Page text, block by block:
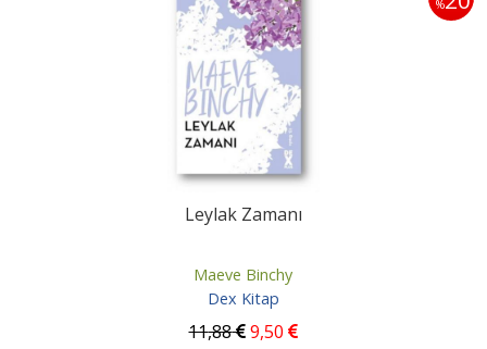
%
Leylak Zamanı
Maeve Binchy
Dex Kitap
11,88 9,50